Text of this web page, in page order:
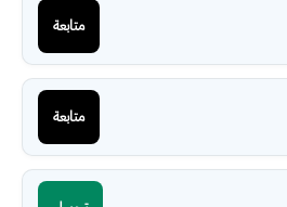
متابعة
متابعة